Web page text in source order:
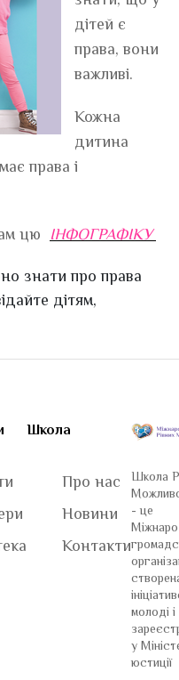
дітей є
права, вони
важливі.
Кожна
дитина
права і
цю ІНФОГРАФІКУ
знати про права
дітям,
Школа
Про нас
Новини
Контакти
Школа
- це
молоді і
у
юстиції